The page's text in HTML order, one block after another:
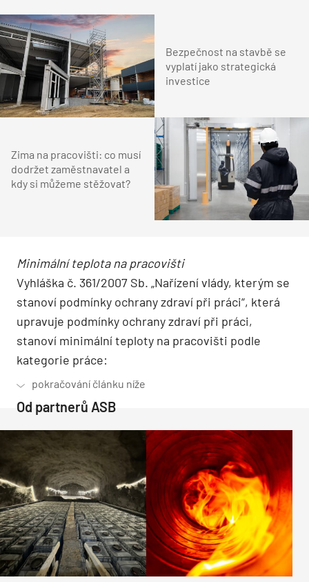
Bezpečnost na stavbě se
vyplatí jako strategická
investice
Zima na pracovišti: co musí
dodržet zaměstnavatel a
kdy si můžeme stěžovat?
Minimální teplota na pracovišti
Vyhláška č. 361/2007 Sb. „Nařízení vlády, kterým se
stanoví podmínky ochrany zdraví při práci“, která
upravuje podmínky ochrany zdraví při práci,
stanoví minimální teploty na pracovišti podle
kategorie práce:
Od partnerů ASB